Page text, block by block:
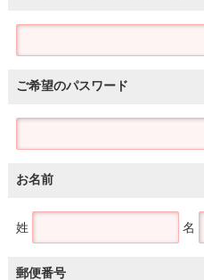
ご希望のパスワード
お名前
姓 名
郵便番号